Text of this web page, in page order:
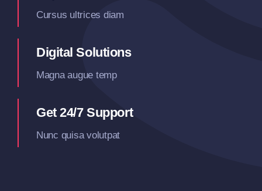
Cursus ultrices diam
Digital Solutions
Magna augue temp
Get 24/7 Support
Nunc quisa volutpat